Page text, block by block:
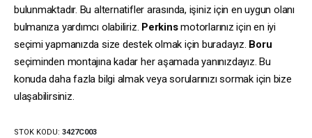
bulunmaktadır. Bu alternatifler arasında, işiniz için en uygun olanı
bulmanıza yardımcı olabiliriz. Perkinsmotorlarınız için en iyi
seçimi yapmanızda size destek olmak için buradayız. Boru
seçiminden montajına kadar her aşamada yanınızdayız. Bu
konuda daha fazla bilgi almak veya sorularınızı sormak için bize
ulaşabilirsiniz.
STOK KODU: 3427C003